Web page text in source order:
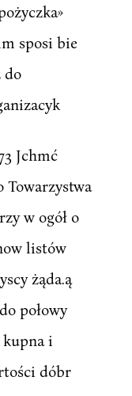
sposi bie
do
Jchmć
w ogół o
listów
żąda.ą
połowy
i
dóbr